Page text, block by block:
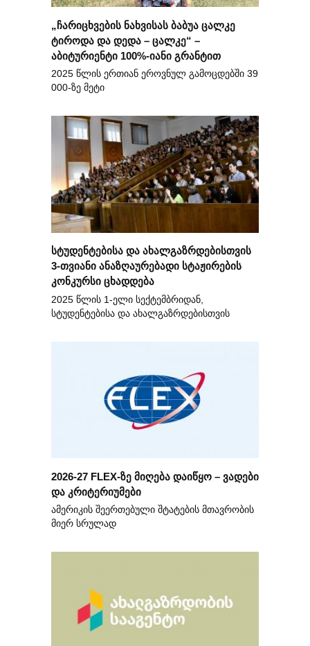
„ჩარიცხვების ნახვისას ბაბუა ცალკე
ტიროდა და დედა – ცალკე“ –
აბიტურიენტი 100%-იანი გრანტით
2025 წლის ერთიან ეროვნულ გამოცდებში 39
000-ზე მეტი
სტუდენტებისა და ახალგაზრდებისთვის
3-თვიანი ანაზღაურებადი სტაჟირების
კონკურსი ცხადდება
2025 წლის 1-ელი სექტემბრიდან,
სტუდენტებისა და ახალგაზრდებისთვის
2026-27 FLEX-ზე მიღება დაიწყო – ვადები
და კრიტერიუმები
ამერიკის შეერთებული შტატების მთავრობის
მიერ სრულად